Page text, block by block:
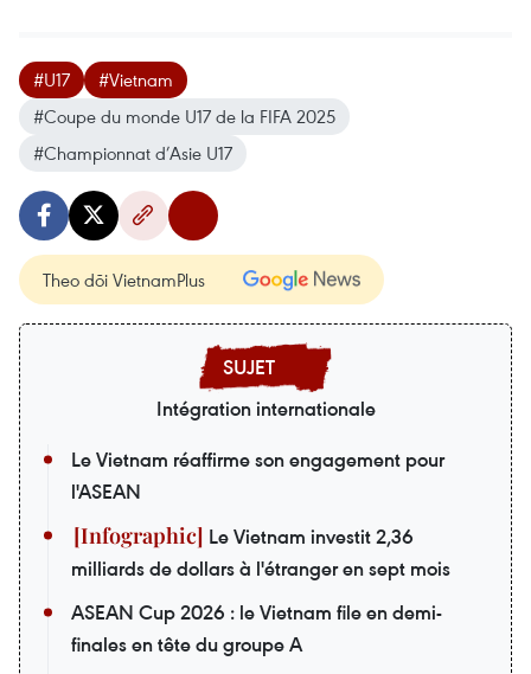
#U17
#Vietnam
#Coupe du monde U17 de la FIFA 2025
#Championnat d’Asie U17
Theo dõi VietnamPlus
Intégration internationale
Le Vietnam réaffirme son engagement pour
l'ASEAN
Le Vietnam investit 2,36
milliards de dollars à l'étranger en sept mois
ASEAN Cup 2026 : le Vietnam file en demi-
finales en tête du groupe A